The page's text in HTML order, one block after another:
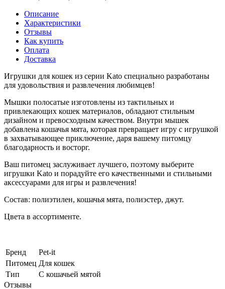
Описание
Характеристики
Отзывы
Как купить
Оплата
Доставка
Игрушки для кошек из серии Kato специально разработаны
для удовольствия и развлечения любимцев!
Мышки полосатые изготовлены из тактильных и
привлекающих кошек материалов, обладают стильным
дизайном и превосходным качеством. Внутри мышек
добавлена кошачья мята, которая превращает игру с игрушкой
в захватывающее приключение, даря вашему питомцу
благодарность и восторг.
Ваш питомец заслуживает лучшего, поэтому выберите
игрушки Kato и порадуйте его качественными и стильными
аксессуарами для игры и развлечения!
Состав: полиэтилен, кошачья мята, полиэстер, джут.
Цвета в ассортименте.
Бренд
Pet-it
Питомец Для кошек
Тип
С кошачьей мятой
Отзывы